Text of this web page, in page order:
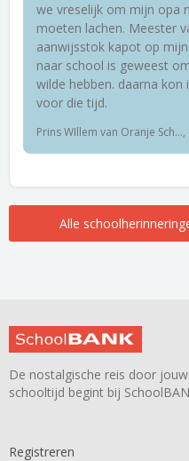
we vreselijk om mijn opa
moeten lachen. Meester
aanwijsstok kapot op
naar school is geweest
wilde hebben. daarna kon
voor die tijd.
Prins WIllem van Oranje Sch...,
Alle
De nostalgische reis door jouw
schooltijd begint bij
Registreren